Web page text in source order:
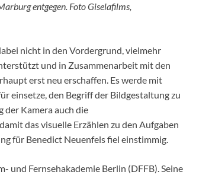
entgegen. Foto Giselafilms,
nicht in den Vordergrund, vielmehr
und in Zusammenarbeit mit den
erst neu erschaffen. Es werde mit
einsetze, den Begriff der Bildgestaltung zu
der Kamera auch die
das visuelle Erzählen zu den Aufgaben
für Benedict Neuenfels fiel einstimmig.
und Fernsehakademie Berlin (DFFB). Seine